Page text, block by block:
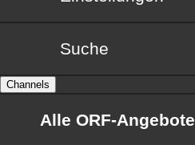
Suche
Channels
Alle ORF-Angebote